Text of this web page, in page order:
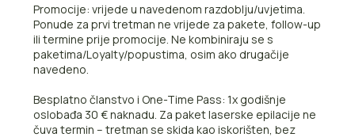
Promocije: vrijede u navedenom razdoblju/uvjetima.
Ponude za prvi tretman ne vrijede za pakete, follow-up
ili termine prije promocije. Ne kombiniraju se s
paketima/Loyalty/popustima, osim ako drugačije
navedeno.
Besplatno članstvo i One-Time Pass: 1x godišnje
oslobađa 30 € naknadu. Za paket laserske epilacije ne
čuva termin – tretman se skida kao iskorišten, bez